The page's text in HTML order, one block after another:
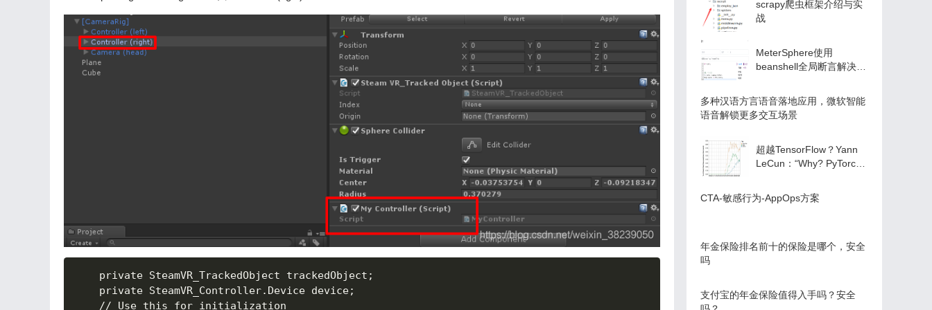
    private SteamVR_TrackedObject trackedObject;
    private SteamVR_Controller.Device device;
scrapy爬虫框架介绍与实
战
MeterSphere使用
beanshell全局断言解决引
多种汉语方言语音落地应用，微软智能
语音解锁更多交互场景
超越TensorFlow？Yann
LeCun：“Why? PyTorch.
CTA-敏感行为-AppOps方案
年金保险排名前十的保险是哪个，安全
吗
支付宝的年金保险值得入手吗？安全